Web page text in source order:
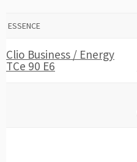
ESSENCE
Clio Business / Energy
TCe 90 E6